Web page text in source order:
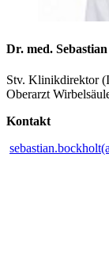
Dr. med.
Stv. Klinikdirektor
Oberarzt
Kontakt